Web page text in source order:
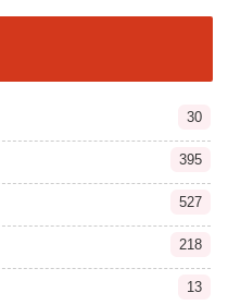
30
395
527
218
13